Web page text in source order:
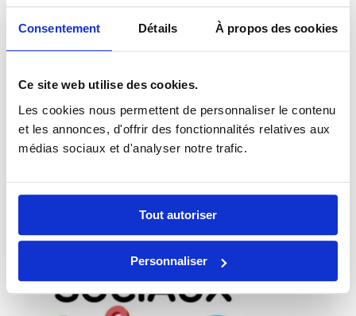
Consentement Détails À propos des cookies
Ce site web utilise des cookies.
Les cookies nous permettent de personnaliser le contenu
et les annonces, d'offrir des fonctionnalités relatives aux
médias sociaux et d'analyser notre trafic.
Tout autoriser
Personnaliser
Mes livres